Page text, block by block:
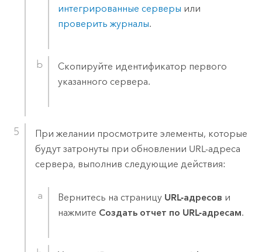
интегрированные серверы или
проверить журналы.
Скопируйте идентификатор первого
указанного сервера.
При желании просмотрите элементы, которые
будут затронуты при обновлении URL-адреса
сервера, выполнив следующие действия:
Вернитесь на страницу URL-адресов и
нажмите Создать отчет по URL-адресам.